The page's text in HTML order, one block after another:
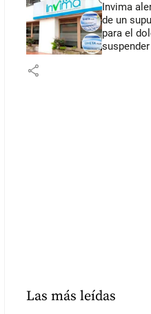
Invima
de un
para el
share
Las más leídas